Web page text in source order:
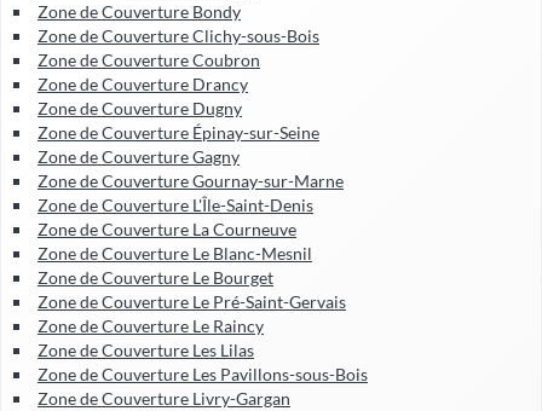
Zone de Couverture Bondy
Zone de Couverture Clichy-sous-Bois
Zone de Couverture Coubron
Zone de Couverture Drancy
Zone de Couverture Dugny
Zone de Couverture Épinay-sur-Seine
Zone de Couverture Gagny
Zone de Couverture Gournay-sur-Marne
Zone de Couverture L'Île-Saint-Denis
Zone de Couverture La Courneuve
Zone de Couverture Le Blanc-Mesnil
Zone de Couverture Le Bourget
Zone de Couverture Le Pré-Saint-Gervais
Zone de Couverture Le Raincy
Zone de Couverture Les Lilas
Zone de Couverture Les Pavillons-sous-Bois
Zone de Couverture Livry-Gargan